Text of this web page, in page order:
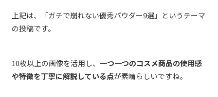
上記は、「ガチで崩れない優秀パウダー9選」というテーマ
の投稿です。
10枚以上の画像を活用し、 一つ一つのコスメ商品の使用感
や特徴を丁寧に解説している点が素晴らしいですね。